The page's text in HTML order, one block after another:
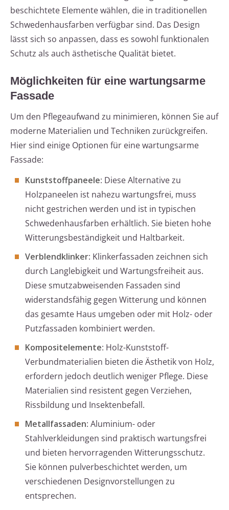
beschichtete Elemente wählen, die in traditionellen
Schwedenhausfarben verfügbar sind. Das Design
lässt sich so anpassen, dass es sowohl funktionalen
Schutz als auch ästhetische Qualität bietet.
Möglichkeiten für eine wartungsarme
Fassade
Um den Pflegeaufwand zu minimieren, können Sie auf
moderne Materialien und Techniken zurückgreifen.
Hier sind einige Optionen für eine wartungsarme
Fassade:
Kunststoffpaneele: Diese Alternative zu
Holzpaneelen ist nahezu wartungsfrei, muss
nicht gestrichen werden und ist in typischen
Schwedenhausfarben erhältlich. Sie bieten hohe
Witterungsbeständigkeit und Haltbarkeit.
Verblendklinker: Klinkerfassaden zeichnen sich
durch Langlebigkeit und Wartungsfreiheit aus.
Diese smutzabweisenden Fassaden sind
widerstandsfähig gegen Witterung und können
das gesamte Haus umgeben oder mit Holz- oder
Putzfassaden kombiniert werden.
Kompositelemente: Holz-Kunststoff-
Verbundmaterialien bieten die Ästhetik von Holz,
erfordern jedoch deutlich weniger Pflege. Diese
Materialien sind resistent gegen Verziehen,
Rissbildung und Insektenbefall.
Metallfassaden: Aluminium- oder
Stahlverkleidungen sind praktisch wartungsfrei
und bieten hervorragenden Witterungsschutz.
Sie können pulverbeschichtet werden, um
verschiedenen Designvorstellungen zu
entsprechen.